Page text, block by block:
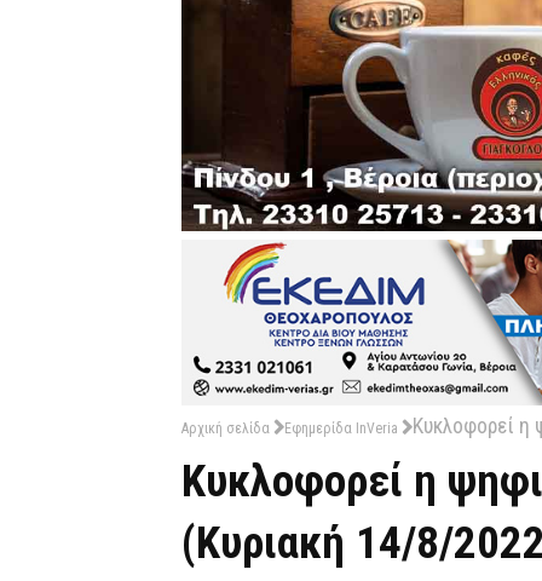
Αρχική σελίδα Εφημερίδα InVeria Κυκλοφορεί η
Κυκλοφορεί η
(Κυριακή 14/8/